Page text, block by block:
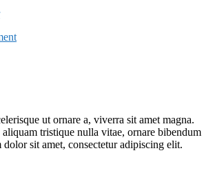
ut ornare a, viverra sit amet magna.
tristique nulla vitae, ornare bibendum
dolor sit amet, consectetur adipiscing elit.